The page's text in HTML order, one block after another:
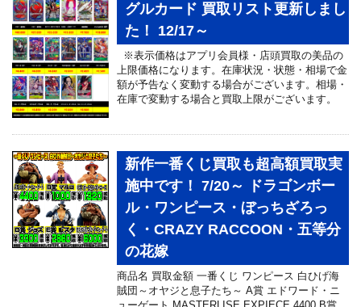
グルカード 買取リスト更新しまし
た！ 12/17～
※表示価格はアプリ会員様・店頭買取の美品の
上限価格になります。在庫状況・状態・相場で金
額が予告なく変動する場合がございます。相場・
在庫で変動する場合と買取上限がございます。
新作一番くじ買取も超高額買取実
施中です！ 7/20～ ドラゴンボー
ル・ワンピース・ぼっちざろっ
く・CRAZY RACCOON・五等分
の花嫁
商品名 買取金額 一番くじ ワンピース 白ひげ海
賊団～オヤジと息子たち～ A賞 エドワード・ニ